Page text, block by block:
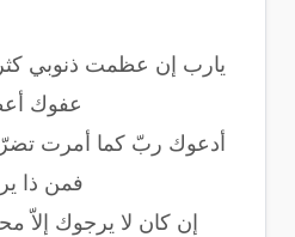
يارب إن عظمت ذنوبي
عفوك
أدعوك ربّ كما أمرت
فمن ذا
إن كان لا يرجوك إلاّ